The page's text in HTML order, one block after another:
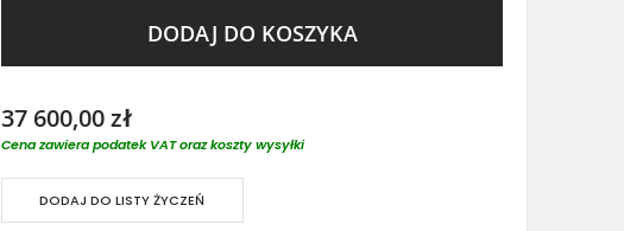
DODAJ DO KOSZYKA
37 600,00 zł
Cena zawiera podatek VAT oraz koszty wysyłki
DODAJ DO LISTY ŻYCZEŃ